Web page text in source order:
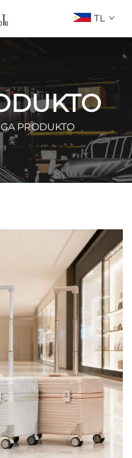
TL
PRODUKTO